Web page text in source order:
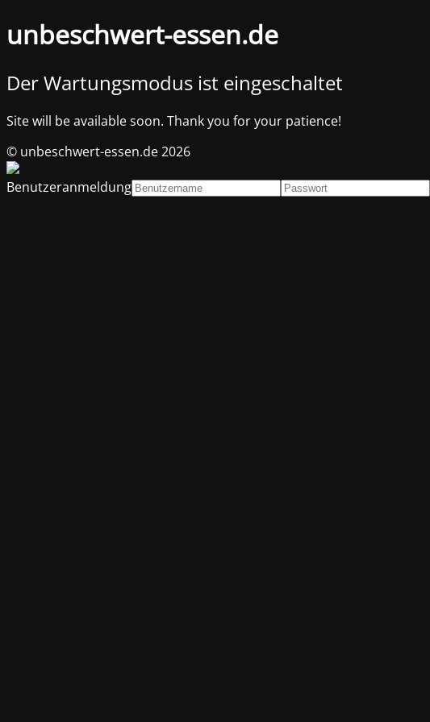
unbeschwert-essen.de
Der Wartungsmodus ist eingeschaltet
Site will be available soon. Thank you for your patience!
© unbeschwert-essen.de 2026
Benutzeranmeldung